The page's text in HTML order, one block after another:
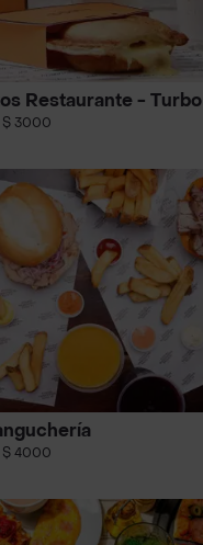
Restaurante - Turbo
$ 3000
$ 4000